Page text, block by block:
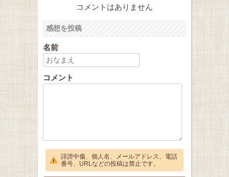
コメントはありません
感想を投稿
名前
コメント
誹謗中傷、個人名、メールアドレス、電話
番号、URLなどの投稿は禁止です。